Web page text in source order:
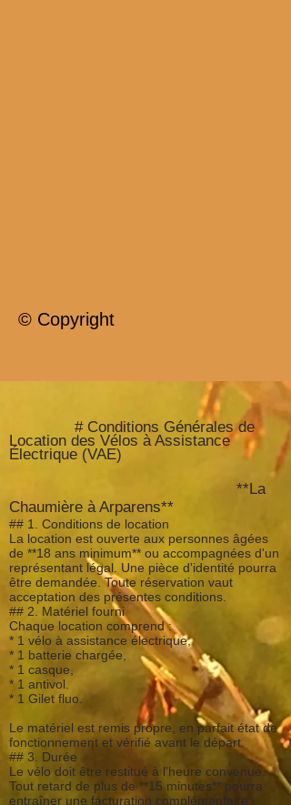
© Copyright
# Conditions Générales de
Location des Vélos à Assistance
Électrique (VAE)
**La
Chaumière à Arparens**
## 1. Conditions de location
La location est ouverte aux personnes âgées
de **18 ans minimum** ou accompagnées d'un
représentant légal. Une pièce d'identité pourra
être demandée. Toute réservation vaut
acceptation des présentes conditions.
## 2. Matériel fourni
Chaque location comprend :
* 1 vélo à assistance électrique,
* 1 batterie chargée,
* 1 casque,
* 1 antivol.
* 1 Gilet fluo.
Le matériel est remis propre, en parfait état de
fonctionnement et vérifié avant le départ.
## 3. Durée
Le vélo doit être restitué à l'heure convenue.
Tout retard de plus de **15 minutes** pourra
entraîner une facturation complémentaire.